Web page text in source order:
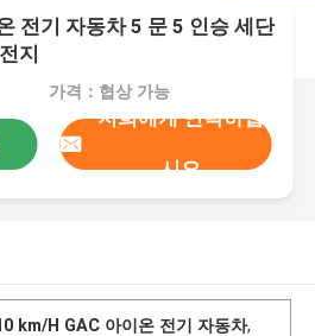
전기 자동차 5 문 5 인승 세단
지
가격：협상 가능
저희에게 연락하십
시오
km/H GAC 아이온 전기 자동차,